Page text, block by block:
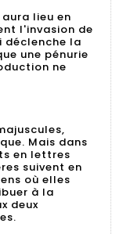
lieu en
l'invasion de
déclenche la
une pénurie
ne
Mais dans
en lettres
suivent en
où elles
à la
deux